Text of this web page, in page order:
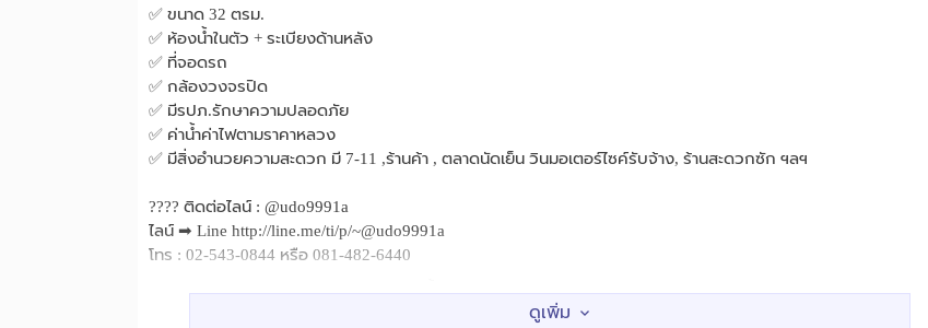
✅ ขนาด 32 ตรม.
✅ ห้องน้ำในตัว + ระเบียงด้านหลัง
✅ ที่จอดรถ
✅ กล้องวงจรปิด
✅ มีรปภ.รักษาความปลอดภัย
✅ ค่าน้ำค่าไฟตามราคาหลวง
✅ มีสิ่งอำนวยความสะดวก มี 7-11 ,ร้านค้า , ตลาดนัดเย็น วินมอเตอร์ไซค์รับจ้าง, ร้านสะดวกซัก ฯลฯ
???? ติดต่อไลน์ : @udo9991a
ไลน์ ➡ Line http://line.me/ti/p/~@udo9991a
โทร : 02-543-0844 หรือ 081-482-6440
สถานที่ใกล้เคียง :สำนักงานเปิดทำการทุกวัน ตั้งแต่เวลา 9.00 - 17.30 น. -------------------------------------- ✅ ขนาด 32 ตรม.
✅ ห้องน้ำในตัว + ระเบียงด้านหลัง ✅ ที่จอดรถ ????เดินทางเข้าออกสะดวก ???? ???? ถนนรามคำแหง - ราษฎร์พัฒนา